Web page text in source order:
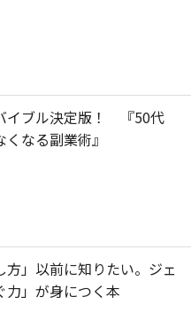
イブル決定版！ 『50代
なる副業術』
方」以前に知りたい。ジェ
力」が身につく本